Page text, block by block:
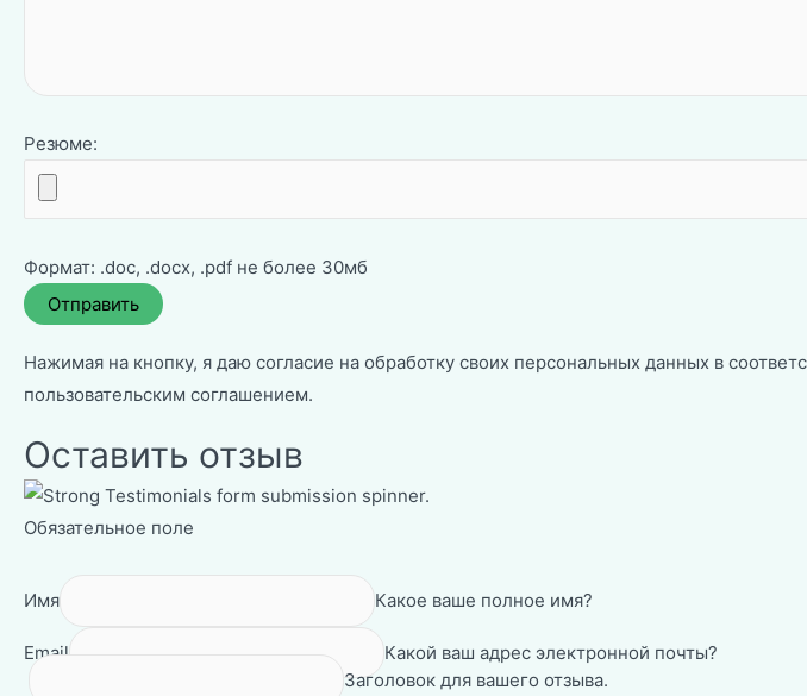
Резюме:
Формат: .doc, .docx, .pdf не более 30мб
Нажимая на кнопку, я даю согласие на обработку своих персональных данных в
пользовательским соглашением.
Оставить отзыв
Обязательное поле
Имя Какое ваше полное имя?
Email
Какой ваш адрес электронной почты?
Заголовок для вашего отзыва.